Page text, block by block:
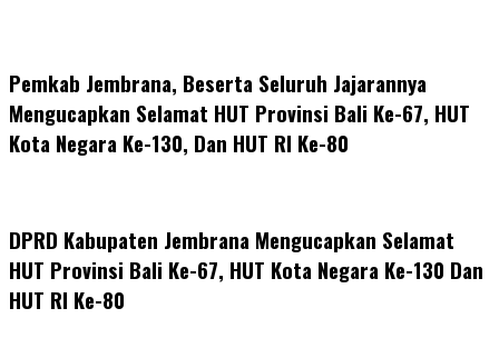
Pemkab Jembrana, Beserta Seluruh Jajarannya
Mengucapkan Selamat HUT Provinsi Bali Ke-67, HUT
Kota Negara Ke-130, Dan HUT RI Ke-80
DPRD Kabupaten Jembrana Mengucapkan Selamat
HUT Provinsi Bali Ke-67, HUT Kota Negara Ke-130 Dan
HUT RI Ke-80